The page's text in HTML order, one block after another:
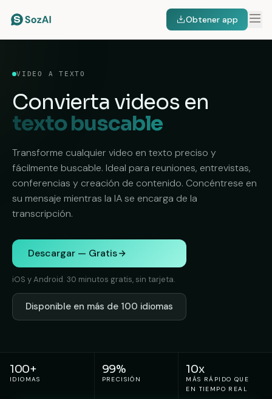
Obtener app
VIDEO A TEXTO
Convierta videos en
texto buscable
Transforme cualquier video en texto preciso y
fácilmente buscable. Ideal para reuniones, entrevistas,
conferencias y creación de contenido. Concéntrese en
su mensaje mientras la IA se encarga de la
transcripción.
Descargar — Gratis
iOS y Android. 30 minutos gratis, sin tarjeta.
Disponible en más de 100 idiomas
100+
IDIOMAS
99%
PRECISIÓN
10x
MÁS RÁPIDO QUE
EN TIEMPO REAL